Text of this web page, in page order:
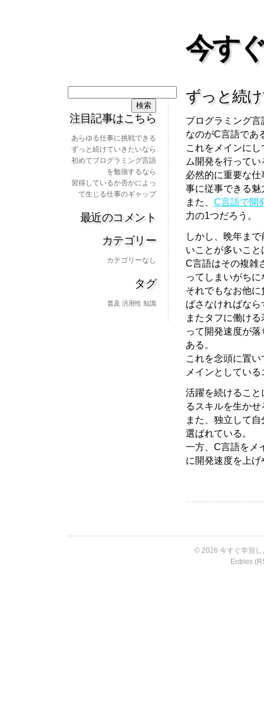
今す
ずっと続
プログラミング
なのがC言語であ
これをメインに
ム開発を行って
必然的に重要な
事に従事できる魅
また、 C言語で開
力の1つだろう。
しかし、晩年ま
いことが多いこ
C言語はその複雑
ってしまいがちに
それでもなお他
ばさなければな
またタフに働け
って開発速度が
ある。
これを念頭に置
メインとしてい
活躍を続けるこ
るスキルを生か
また、独立して
選ばれている。
一方、C言語をメ
に開発速度を上
注目記事はこちら
あらゆる仕事に挑戦できる
ずっと続けていきたいなら
初めてプログラミング言語
を勉強するなら
習得しているか否かによっ
て生じる仕事のギャップ
最近のコメント
カテゴリー
カテゴリーなし
タグ
普及 汎用性 知識
© 2026 今すぐ学習
Entries